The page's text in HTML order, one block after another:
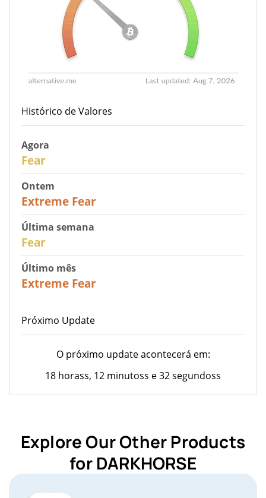
Histórico de Valores
Agora
Fear
Ontem
Extreme Fear
Última semana
Fear
Último mês
Extreme Fear
Próximo Update
O próximo update acontecerá em:
18 horass, 12 minutoss e 32 segundoss
Explore Our Other Products
for DARKHORSE